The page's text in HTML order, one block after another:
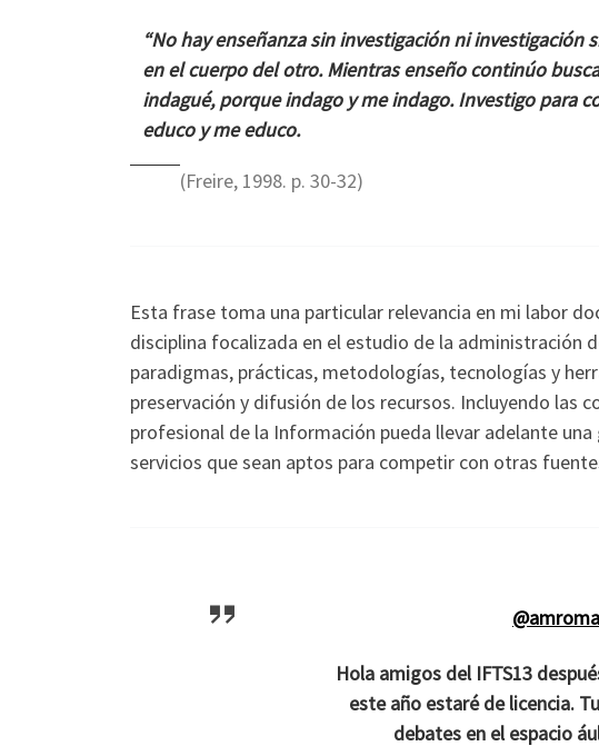
“No hay enseñanza sin investigación ni investigación
en el cuerpo del otro. Mientras enseño continúo
indagué, porque indago y me indago. Investigo para
educo y me educo.
(Freire, 1998. p. 30-32)
Esta frase toma una particular relevancia en mi labor
disciplina focalizada en el estudio de la administración
paradigmas, prácticas, metodologías, tecnologías y
preservación y difusión de los recursos. Incluyendo las
profesional de la Información pueda llevar adelante
servicios que sean aptos para competir con otras
Hola amigos del IFTS13
este año estaré de licencia.
debates en el espacio